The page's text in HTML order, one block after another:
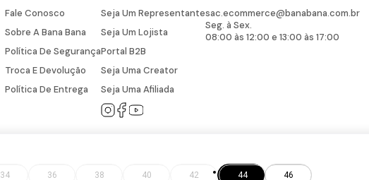
34 36 38 40 42 44 46
Fale Conosco
Sobre A Bana Bana
Política De Segurança
Troca E Devolução
Política De Entrega
Seja Um Representante
Seja Um Lojista
Portal B2B
Seja Uma Creator
Seja Uma Afiliada
sac.ecommerce@banabana.com.br
Seg. à Sex.
08:00 às 12:00 e 13:00 às 17:00